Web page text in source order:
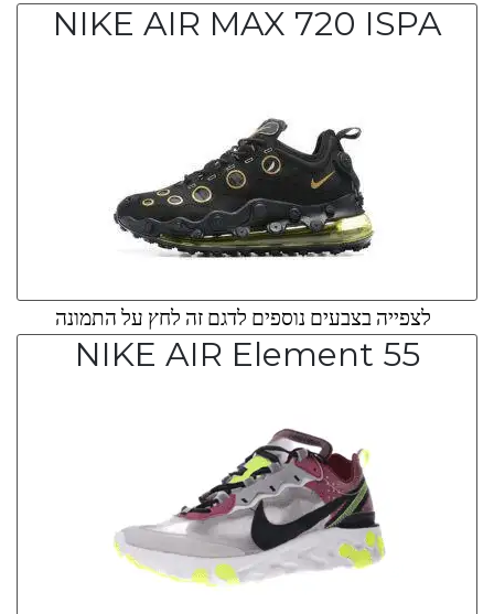
NIKE AIR MAX 720 ISPA
לצפייה בצבעים נוספים לדגם זה לחץ על התמונה
NIKE AIR Element 55